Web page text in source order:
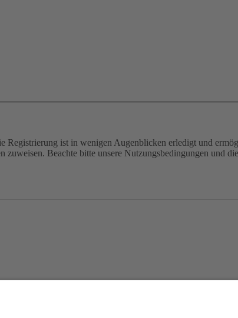
Registrierung ist in wenigen Augenblicken erledigt und
Beachte bitte unsere Nutzungsbedingungen und